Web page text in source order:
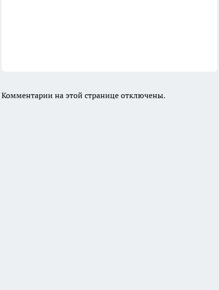
Комментарии на этой странице отключены.